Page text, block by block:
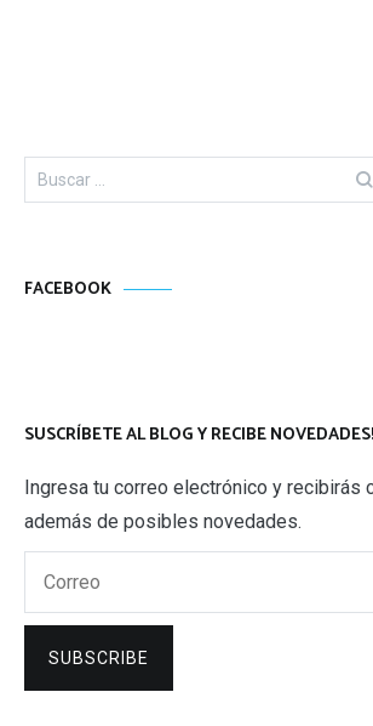
Buscar:
FACEBOOK
SUSCRÍBETE AL BLOG Y RECIBE
Ingresa tu correo electrónico y recibirás
además de posibles novedades.
SUBSCRIBE